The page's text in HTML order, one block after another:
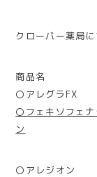
クローバー薬局
商品
〇アレグラFX
〇フェキソ
ン
〇アレジオン